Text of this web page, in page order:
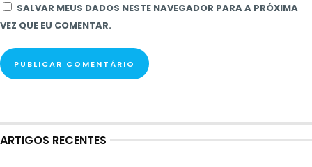
SALVAR MEUS DADOS NESTE NAVEGADOR PARA A PRÓXIMA
VEZ QUE EU COMENTAR.
ARTIGOS RECENTES